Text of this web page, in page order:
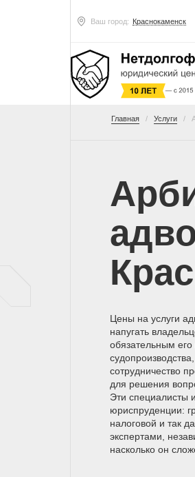
Ваш город: Краснокаменск
Главная Услуги
Цены на услуги
напугать
обязательным
сотрудничество
для решения
Эти специалисты
юриспруденции:
налоговой и так
экспертами,
насколько он